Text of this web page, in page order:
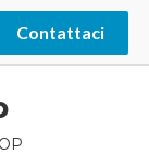
Contattaci